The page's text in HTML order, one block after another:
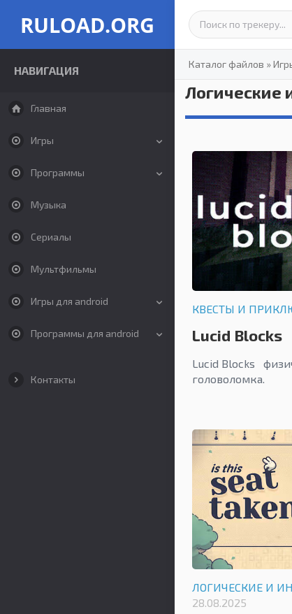
RULOAD.ORG
НАВИГАЦИЯ
Главная
Игры
Программы
Музыка
Сериалы
Мультфильмы
Игры для android
Программы для android
Контакты
Каталог файлов »
Логические
КВЕСТЫ И
Lucid Blocks
Lucid Blocks
головоломка.
ЛОГИЧЕСКИЕ И
28.08.2025